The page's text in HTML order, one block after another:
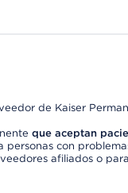
de Kaiser
que aceptan
personas con
afiliados o